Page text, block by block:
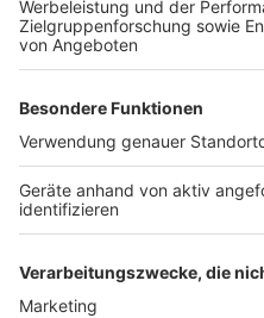
Weitere Themen von
Tempolimit nach
Knapp 100 S-Bahnen
modernisiert
Letzte Sperrung für
Anzeige